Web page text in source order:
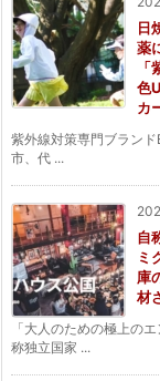
日
薬
色
カ
紫外線対策専門ブラン
市、代 ...
自
ミ
庫
材
「大人のための極上の
称独立国家 ...